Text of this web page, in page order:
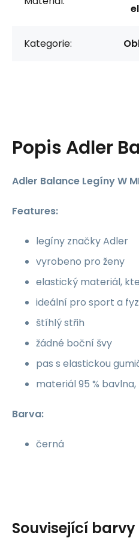
Kategorie:
Popis Adler
Adler Balance Legíny W
Features:
legíny značky Adler
vyrobeno pro ženy
elastický materiál,
ideální pro sport a
štíhlý střih
žádné boční švy
pas s elastickou
materiál 95 % bavlna,
Barva:
černá
Související